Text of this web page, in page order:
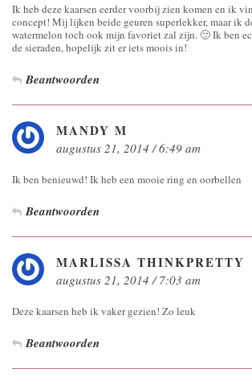
Ik heb deze kaarsen eerder voorbij zien komen en ik
concept! Mij lijken beide geuren superlekker, maar ik
watermelon toch ook mijn favoriet zal zijn. 🙂 Ik ben
de sieraden, hopelijk zit er iets moois in!
Beantwoorden
MANDY M
augustus 21, 2014 / 6:49 am
Ik ben benieuwd! Ik heb een mooie ring en oorbellen
Beantwoorden
MARLISSA THINKPRETTY
augustus 21, 2014 / 7:03 am
Deze kaarsen heb ik vaker gezien! Zo leuk
Beantwoorden